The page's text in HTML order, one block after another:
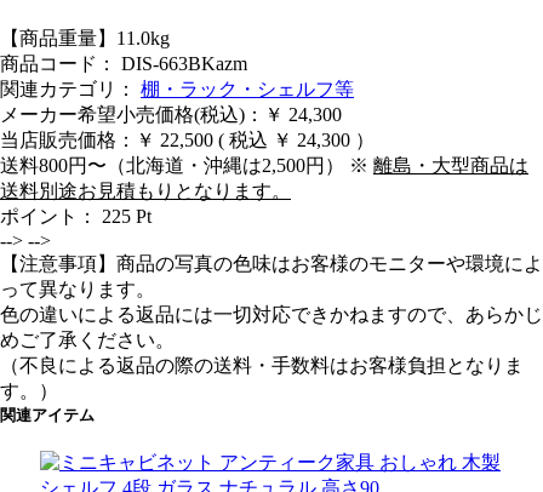
【商品重量】11.0kg
商品コード： DIS-663BKazm
関連カテゴリ： 棚・ラック・シェルフ等
メーカー希望小売価格(税込)：￥ 24,300
当店販売価格：
￥ 22,500 ( 税込 ￥ 24,300 ）
送料800円〜（北海道・沖縄は2,500円） ※ 離島・大型商品は
送料別途お見積もりとなります。
ポイント： 225 Pt
--> -->
【注意事項】商品の写真の色味はお客様のモニターや環境によ
って異なります。
色の違いによる返品には一切対応できかねますので、あらかじ
めご了承ください。
（不良による返品の際の送料・手数料はお客様負担となりま
す。）
関連アイテム